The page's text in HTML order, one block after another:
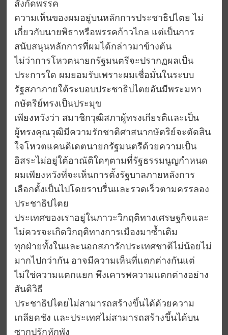
สังกัดพรรค
ความเห็นของผมอยู่บนหลักการประชาธิปไตย ไม่
เกี่ยวกับนายพิธาหรือพรรคก้าวไกล แต่เป็นการ
สนับสนุนหลักการที่ผมได้กล่าวมาข้างต้น
ไม่ว่าการโหวตนายกรัฐมนตรีจะปรากฏผลเป็น
ประการใด ผมยอมรับเพราะผมเชื่อมั่นในระบบ
รัฐสภาภายใต้ระบอบประชาธิปไตยอันมีพระมหา
กษัตริย์ทรงเป็นประมุข
เพียงหวังว่า สมาชิกวุฒิสภาผู้ทรงเกียรติและเป็น
ผู้ทรงคุณวุฒิมีความรักชาติศาสนากษัตริย์จะตัดสิน
ใจโหวตแคนดิเดตนายกรัฐมนตรีด้วยความเป็น
อิสระไม่อยู่ใต้อาณัติใดๆตามที่รัฐธรรมนูญกำหนด
ผมเพียงหวังที่จะเห็นการตั้งรัฐบาลภายหลังการ
เลือกตั้งเป็นไปโดยราบรื่นและรวดเร็วตามครรลอง
ประชาธิปไตย
ประเทศของเราอยู่ในภาวะวิกฤติทางเศรษฐกิจและ
ไม่ควรจะเกิดวิกฤติทางการเมืองมาซ้ำเติม
ทุกฝ่ายทั้งในและนอกสภารักประเทศชาติไม่น้อยไม่
มากไปกว่ากัน อาจมีความเห็นที่แตกต่างกันแต่
ไม่ใช่ความแตกแยก พึงเคารพความแตกต่างอย่าง
สันติวิธี
ประชาธิปไตยไม่สามารถสร้างขึ้นได้ด้วยความ
เกลียดชัง และประเทศไม่สามารถสร้างขึ้นได้บน
ซากปรักหักพัง